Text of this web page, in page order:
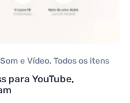
Som e Vídeo, Todos os itens
para YouTube,